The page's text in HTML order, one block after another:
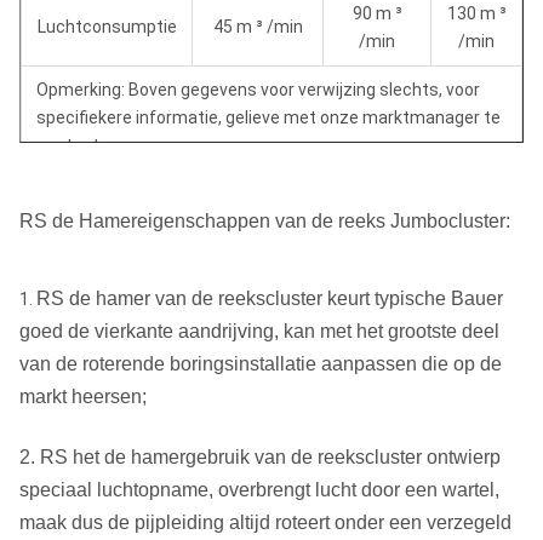
Luchtconsumptie 45 m ³ /min
90 m ³
/min
130 m ³
/min
Opmerking: Boven gegevens voor verwijzing slechts, voor
specifiekere informatie, gelieve met onze marktmanager te
contacteren.
Model RS 1000
Diameter
1000
Hoogte (mm)
1400
(zonder
Totale
hoogte
2600
(Kg)
Nr van sub-
Hamers
7
RS de Hamereigenschappen van de reeks Jumbocluster:
1.
RS de hamer van de reekscluster keurt typische Bauer
goed de vierkante aandrijving, kan met het grootste deel
van de roterende boringsinstallatie aanpassen die op de
markt heersen;
2. RS het de hamergebruik van de reekscluster ontwierp
speciaal luchtopname, overbrengt lucht door een wartel,
maak dus de pijpleiding altijd roteert onder een verzegeld